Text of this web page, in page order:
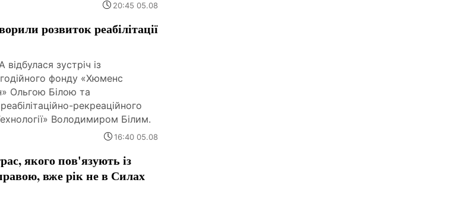
20:45 05.08
розвиток реабілітації
зустріч із
фонду «Хюменс
Ольгою Білою та
рекреаційного
Володимиром Білим.
16:40 05.08
якого пов'язують із
вже рік не в Силах